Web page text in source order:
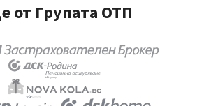
от Групата ОТП